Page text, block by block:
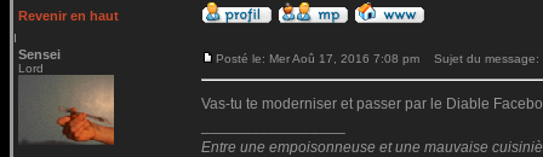
Revenir en haut
Sensei
Lord
Posté le: Mer Aoû 17, 2016 7:08 pm Sujet du message:
Vas-tu te moderniser et passer par le Diable
Entre une empoisonneuse et une mauvaise